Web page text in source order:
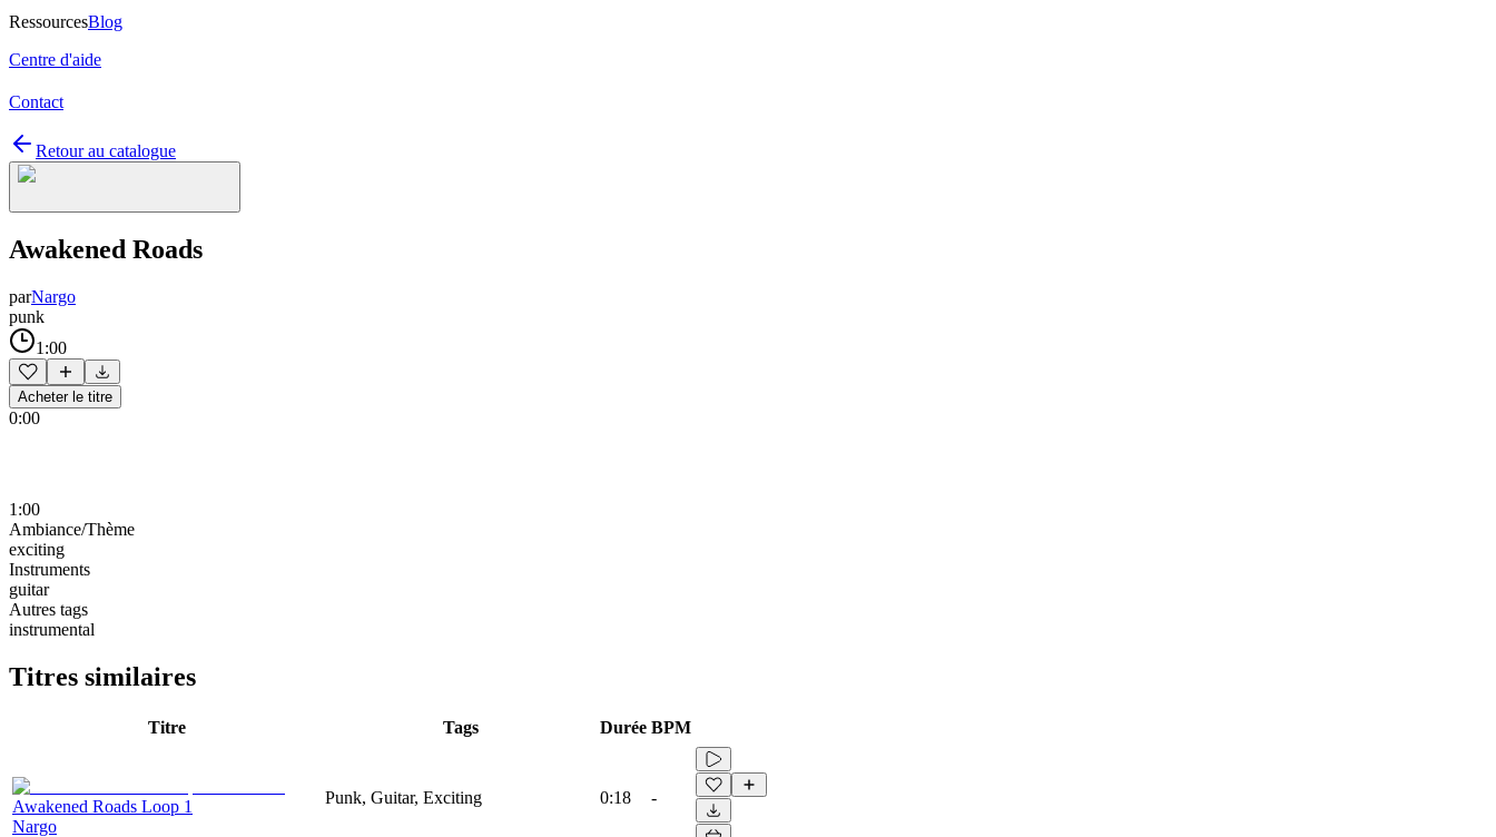
RessourcesBlog
Centre d'aide
Contact
Retour au catalogue
Awakened Roads
parNargo
punk
1:00
Acheter le titre
0:00
1:00
Ambiance/Thème
exciting
Instruments
guitar
Autres tags
instrumental
Titres similaires
Titre Tags Durée BPM
Awakened Roads Loop 1
Nargo
Punk, Guitar, Exciting 0:18 -